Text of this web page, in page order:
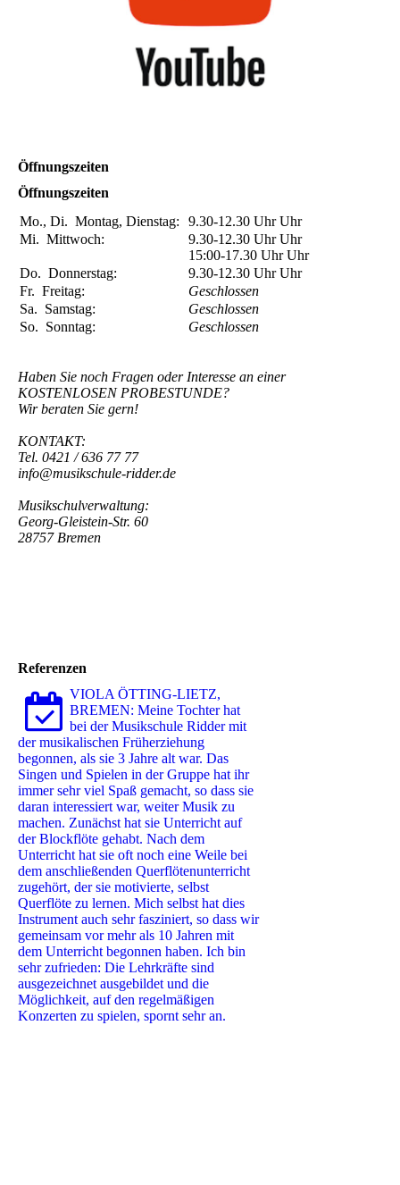
Öffnungszeiten
Öffnungszeiten
Mo., Di. Montag, Dienstag: 9.30-12.30 UhrUhr
Mi. Mittwoch: 9.30-12.30 UhrUhr
15:00-17.30 UhrUhr
Do. Donnerstag: 9.30-12.30 UhrUhr
Fr. Freitag:
Geschlossen
Sa. Samstag:
Geschlossen
So. Sonntag: Geschlossen
Haben Sie noch Fragen oder Interesse an einer
KOSTENLOSEN PROBESTUNDE?
Wir beraten Sie gern!
KONTAKT:
Tel. 0421 / 636 77 77
info@musikschule-ridder.de
Musikschulverwaltung:
Georg-Gleistein-Str. 60
28757 Bremen
Referenzen
VIOLA ÖTTING-LIETZ,
BREMEN: Meine Tochter hat
bei der Musikschule Ridder mit
der musikalischen Früherziehung
begonnen, als sie 3 Jahre alt war. Das
Singen und Spielen in der Gruppe hat ihr
immer sehr viel Spaß gemacht, so dass sie
daran interessiert war, weiter Musik zu
machen. Zunächst hat sie Unterricht auf
der Blockflöte gehabt. Nach dem
Unterricht hat sie oft noch eine Weile bei
dem anschließenden Querflötenunterricht
zugehört, der sie motivierte, selbst
Querflöte zu lernen. Mich selbst hat dies
Instrument auch sehr fasziniert, so dass wir
gemeinsam vor mehr als 10 Jahren mit
dem Unterricht begonnen haben. Ich bin
sehr zufrieden: Die Lehrkräfte sind
ausgezeichnet ausgebildet und die
Möglichkeit, auf den regelmäßigen
Konzerten zu spielen, spornt sehr an.